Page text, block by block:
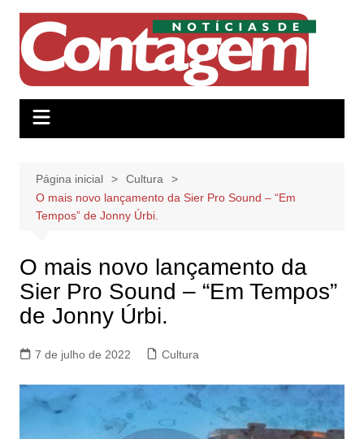
conteúdo
Página inicial
Cultura
O mais novo lançamento da Sier Pro Sound – “Em
Tempos” de Jonny Úrbi.
O mais novo lançamento da
Sier Pro Sound – “Em Tempos”
de Jonny Úrbi.
7 de julho de 2022 Cultura